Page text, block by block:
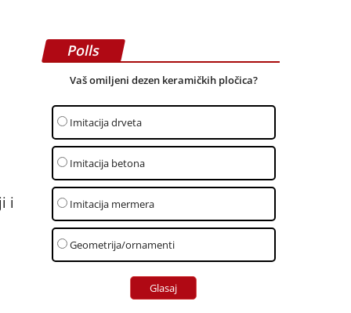
i
Polls
Vaš omiljeni dezen keramičkih pločica?
Imitacija drveta
Imitacija betona
Imitacija mermera
Geometrija/ornamenti